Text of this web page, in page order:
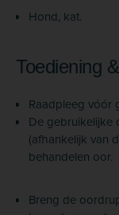
Hond, kat.
Toediening
Raadpleeg vóór
De gebruikelijke
(afhankelijk van
behandelen oor.
Breng de